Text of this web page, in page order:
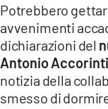
ILVIBONESE.IT
Potrebbero
avvenimenti
dichiarazioni del
Antonio
notizia della
smesso di